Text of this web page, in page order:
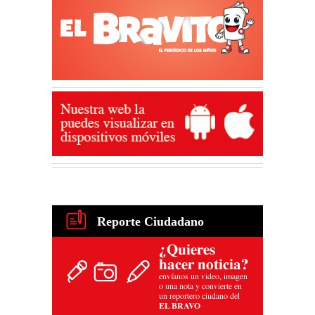
Reporte Ciudadano